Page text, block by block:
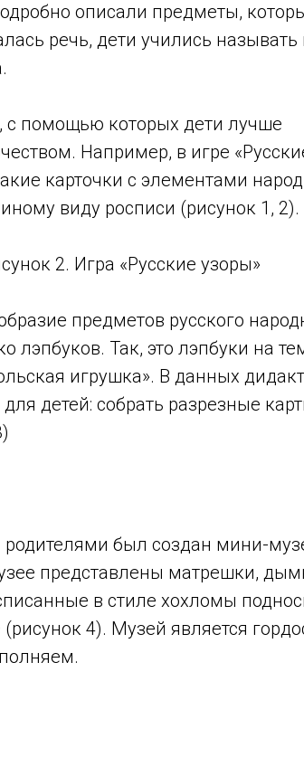
описали предметы,
речь, дети учились
с помощью которых дети лучше
Например, в игре
карточки с элементами
виду росписи (рисунок 1, 2).
2. Игра «Русские узоры»
предметов русского
лэпбуков. Так, это лэпбуки на
игрушка». В данных
детей: собрать разрезные
был создан мини-
представлены матрешки,
в стиле хохломы
4). Музей является